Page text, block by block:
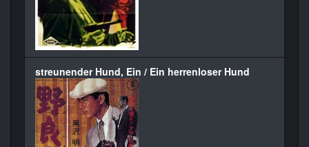
streunender Hund, Ein / Ein herrenloser Hund